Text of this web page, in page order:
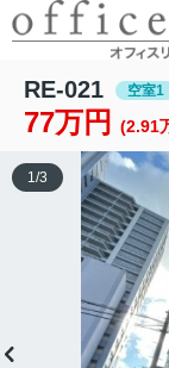
RE-021 空室1
77万円 (2.91
1/3